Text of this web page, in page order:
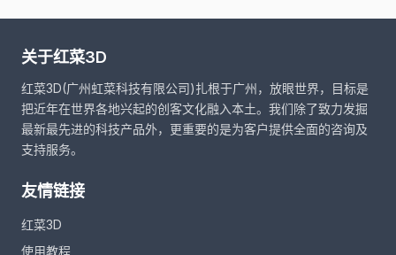
关于红菜3D
红菜3D(广州虹菜科技有限公司)扎根于广州，放眼世界，目标是
把近年在世界各地兴起的创客文化融入本土。我们除了致力发掘
最新最先进的科技产品外，更重要的是为客户提供全面的咨询及
支持服务。
友情链接
红菜3D
使用教程